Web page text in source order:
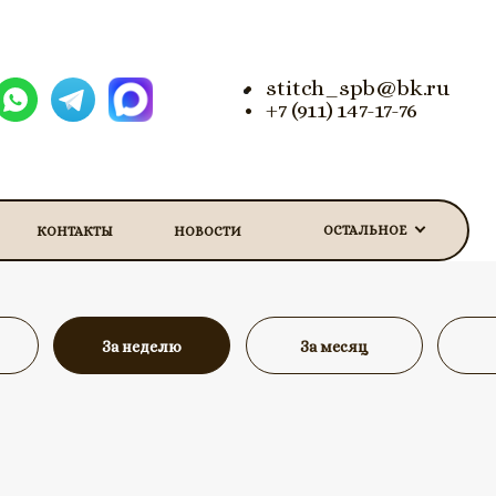
stitch_spb@bk.ru
+7 (911) 147-17-76
КОНТАКТЫ НОВОСТИ ОСТАЛЬНОЕ
За неделю За месяц